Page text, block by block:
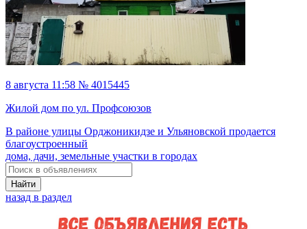
8 августа 11:58 № 4015445
Жилой дом по ул. Профсоюзов
В районе улицы Орджоникидзе и Ульяновской продается
благоустроенный
дома, дачи, земельные участки в городах
Найти
назад в раздел